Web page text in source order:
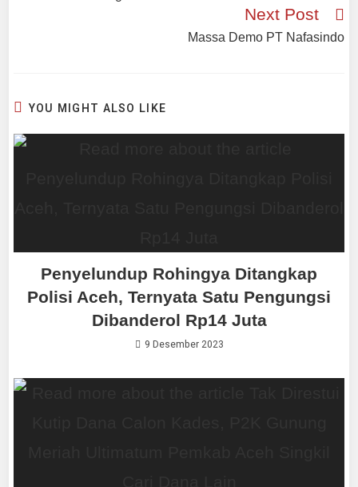
Next Post
Massa Demo PT Nafasindo
YOU MIGHT ALSO LIKE
Penyelundup Rohingya Ditangkap
Polisi Aceh, Ternyata Satu Pengungsi
Dibanderol Rp14 Juta
9 Desember 2023